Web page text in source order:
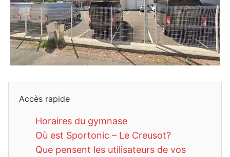
Accès rapide
Horaires du gymnase
Où est Sportonic – Le Creusot?
Que pensent les utilisateurs de vos